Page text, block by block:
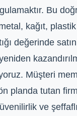
Bu
kağıt,
değerinde
Müşteri
planda tutan
ve